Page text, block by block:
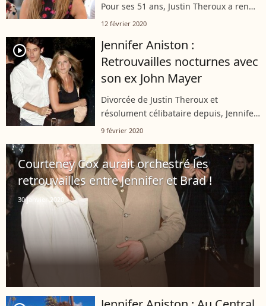
Pour ses 51 ans, Justin Theroux a rendu
sur Instagram un tendre hommage à
12 février 2020
player2
Jennifer Aniston :
Retrouvailles nocturnes avec
son ex John Mayer
Divorcée de Justin Theroux et
résolument célibataire depuis, Jennifer
Aniston semble ces derniers temps
Brad Pitt dans les coulisses d'une
cérémonie...
9 février 2020
Courteney Cox aurait orchestré les
retrouvailles entre Jennifer et Brad !
30 janvier 2020